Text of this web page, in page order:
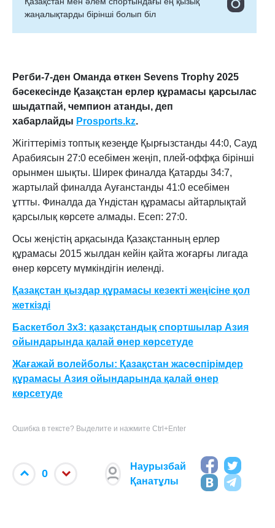
жаңалықтарды бірінші болып біл
Регби-7-ден Оманда өткен Sevens Trophy 2025
бәсекесінде Қазақстан ерлер құрамасы қарсылас
шыдатпай, чемпион атанды, деп
хабарлайды Prosports.kz.
Жігіттеріміз топтық кезеңде Қырғызстанды 44:0, Сауд
Арабиясын 27:0 есебімен жеңіп, плей-оффқа бірінші
орынмен шықты. Ширек финалда Қатарды 34:7,
жартылай финалда Ауғанстанды 41:0 есебімен
ұттты. Финалда да Үндістан құрамасы айтарлықтай
қарсылық көрсете алмады. Есеп: 27:0.
Осы жеңістің арқасында Қазақстанның ерлер
құрамасы 2015 жылдан кейін қайта жоғарғы лигада
өнер көрсету мүмкіндігін иеленді.
Қазақстан қыздар құрамасы кезекті жеңісіне қол
жеткізді
Баскетбол 3х3: қазақстандық спортшылар Азия
ойындарында қалай өнер көрсетуде
Жағажай волейболы: Қазақстан жасөспірімдер
құрамасы Азия ойындарында қалай өнер
көрсетуде
Ошибка в тексте? Выделите и нажмите Ctrl+Enter
0
Наурызбай
Қанатұлы